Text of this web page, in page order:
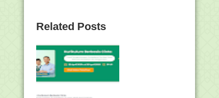
Related Posts